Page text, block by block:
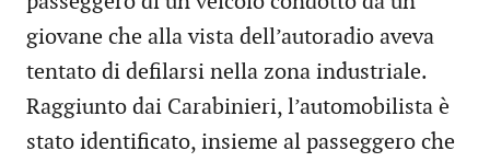
giovane che alla vista dell’autoradio aveva
tentato di defilarsi nella zona industriale.
Raggiunto dai Carabinieri, l’automobilista è
stato identificato, insieme al passeggero che